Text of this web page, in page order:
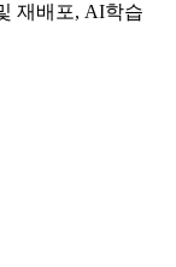
재배포, AI학습